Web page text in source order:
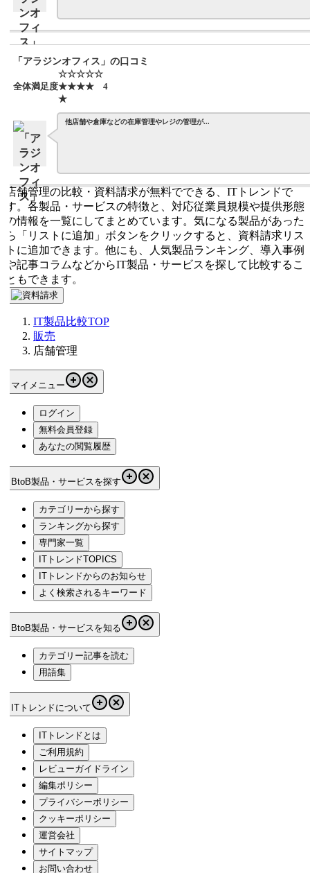
「アラジンオフィス」の口コミ
全体満足度
☆☆☆☆☆
★★★★
4
他店舗や倉庫などの在庫管理やレジの管理が...
舗管理の比較・資料請求が無料でできる、ITトレンドで
。各製品・サービスの特徴と、対応従業員規模や提供形態
情報を一覧にしてまとめています。気になる製品があった
「リストに追加」ボタンをクリックすると、資料請求リス
に追加できます。他にも、人気製品ランキング、導入事例
記事コラムなどからIT製品・サービスを探して比較するこ
もできます。
IT製品比較TOP
販売
店舗管理
マイメニュー
ログイン
無料会員登録
あなたの閲覧履歴
BtoB製品・サービスを探す
カテゴリーから探す
ランキングから探す
専門家一覧
ITトレンドTOPICS
ITトレンドからのお知らせ
よく検索されるキーワード
BtoB製品・サービスを知る
カテゴリー記事を読む
用語集
ITトレンドについて
ITトレンドとは
ご利用規約
レビューガイドライン
編集ポリシー
プライバシーポリシー
クッキーポリシー
運営会社
サイトマップ
お問い合わせ